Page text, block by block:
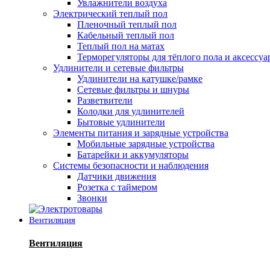
Увлажнители воздуха
Электрический теплый пол
Пленочный теплый пол
Кабельный теплый пол
Теплый пол на матах
Терморегуляторы для тёплого пола и
Удлинители и сетевые фильтры
Удлинители на катушке/рамке
Сетевые фильтры и шнуры
Разветвители
Колодки для удлинителей
Бытовые удлинители
Элементы питания и зарядные устройства
Мобильные зарядные устройства
Батарейки и аккумуляторы
Системы безопасности и наблюдения
Датчики движения
Розетка с таймером
Звонки
Вентиляция
Вентиляция